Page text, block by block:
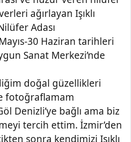
ağırlayan Işıklı
Adası
30 Haziran tarihleri
Sanat Merkezi’nde
doğal güzellikleri
fotoğraflamam
Denizli’ye bağlı ama biz
tercih ettim. İzmir’den
sonra kendimizi Işıklı